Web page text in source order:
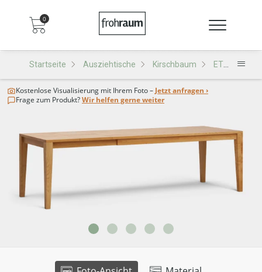
0
Startseite Ausziehtische Kirschbaum ET12-KA Ausziehtisch
Kostenlose Visualisierung mit Ihrem Foto – Jetzt anfragen ›
Frage zum Produkt?Wir helfen gerne weiter